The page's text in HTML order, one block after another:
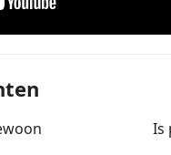
Is